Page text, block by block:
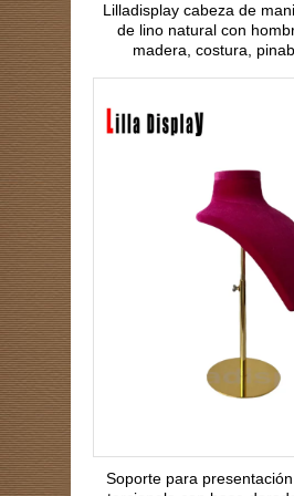
Lilladisplay cabeza de
de lino natural con
madera, costura,
Soporte para